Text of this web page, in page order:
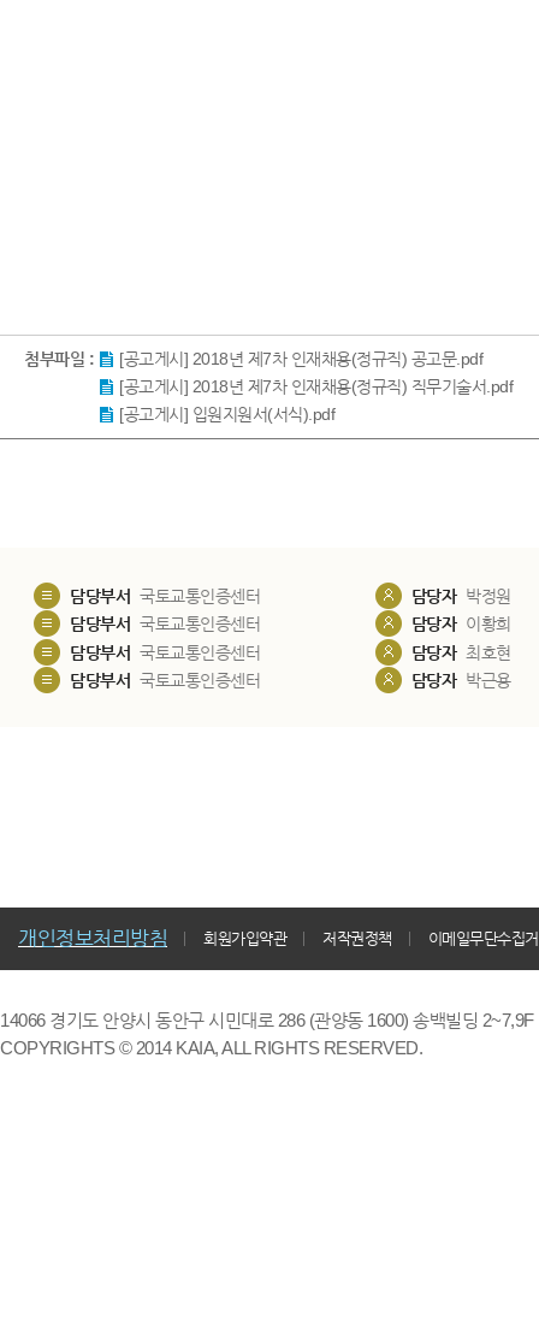
첨부파일 :
[공고게시] 2018년 제7차 인재채용(정규직) 공고문.pdf
[공고게시] 2018년 제7차 인재채용(정규직) 직무기술서.pdf
[공고게시] 입원지원서(서식).pdf
담당부서 국토교통인증센터 담당자 박정원
담당부서 국토교통인증센터 담당자 이황희
담당부서 국토교통인증센터 담당자 최호현
담당부서 국토교통인증센터 담당자 박근용
개인정보처리방침 회원가입약관 저작권정책 이메일무단수집
14066 경기도 안양시 동안구 시민대로 286 (관양동 1600) 송백빌딩
COPYRIGHTS © 2014 KAIA, ALL RIGHTS RESERVED.